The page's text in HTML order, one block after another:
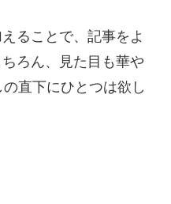
ることで、記事をよ
ろん、見た目も華や
直下にひとつは欲し